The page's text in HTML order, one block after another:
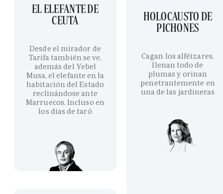
EL ELEFANTE DE
CEUTA
Desde el mirador de
Tarifa también se ve,
además del Yebel
Musa, el elefante en la
habitación del Estado
reclinándose ante
Marruecos. Incluso en
los días de taró
HOLOCAUSTO DE
PICHONES
Cagan los alféizares,
llenan todo de
plumas y orinan
penetrantemente en
una de las jardineras